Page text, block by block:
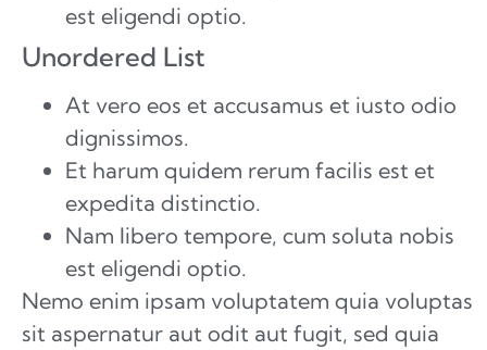
est eligendi optio.
Unordered List
At vero eos et accusamus et iusto odio
dignissimos.
Et harum quidem rerum facilis est et
expedita distinctio.
Nam libero tempore, cum soluta nobis
est eligendi optio.
Nemo enim ipsam voluptatem quia voluptas
sit aspernatur aut odit aut fugit, sed quia